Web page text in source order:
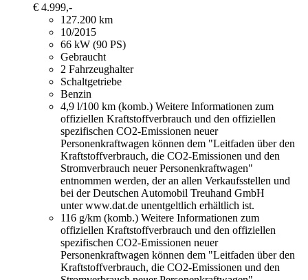
€ 4.999,-
127.200 km
10/2015
66 kW (90 PS)
Gebraucht
2 Fahrzeughalter
Schaltgetriebe
Benzin
4,9 l/100 km (komb.) Weitere Informationen zum
offiziellen Kraftstoffverbrauch und den offiziellen
spezifischen CO2-Emissionen neuer
Personenkraftwagen können dem "Leitfaden über den
Kraftstoffverbrauch, die CO2-Emissionen und den
Stromverbrauch neuer Personenkraftwagen"
entnommen werden, der an allen Verkaufsstellen und
bei der Deutschen Automobil Treuhand GmbH
unter www.dat.de unentgeltlich erhältlich ist.
116 g/km (komb.) Weitere Informationen zum
offiziellen Kraftstoffverbrauch und den offiziellen
spezifischen CO2-Emissionen neuer
Personenkraftwagen können dem "Leitfaden über den
Kraftstoffverbrauch, die CO2-Emissionen und den